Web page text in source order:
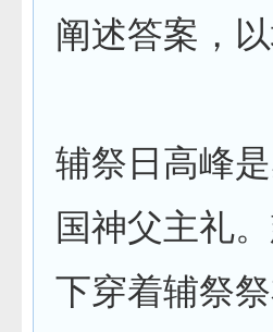
阐述答案，以
辅祭日高峰
国神父主礼
下穿着辅祭